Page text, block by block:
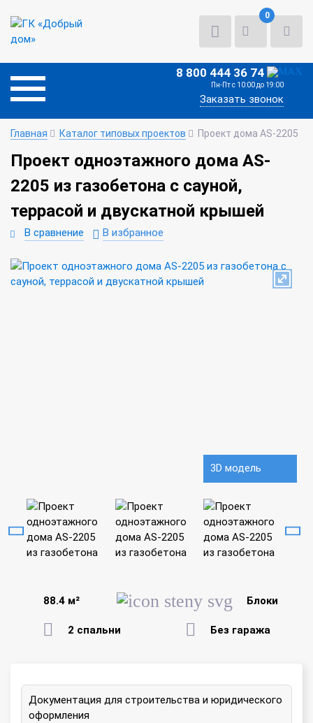
0
8 800 444 36 74
Пн-Пт с 10:00 до 19:00
Заказать звонок
Главная Каталог типовых проектов Проект дома AS-2205
Проект одноэтажного дома AS-
2205 из газобетона с сауной,
террасой и двускатной крышей
В сравнение В избранное
3D модель
88.4 м² Блоки
2 спальни Без гаража
Документация для строительства и юридического
оформления